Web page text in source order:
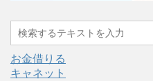
お金借りる
キャネット